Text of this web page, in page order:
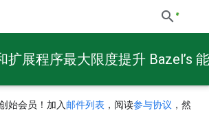
扩展程序最大限度提升 Bazel’s
始会员！加入 邮件列表 ，阅读参与协议 ，然